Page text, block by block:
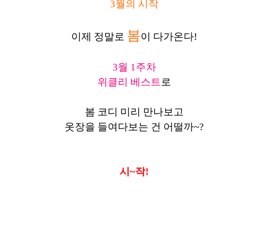
3월의 시작
이제 정말로 봄이 다가온다!
3월 1주차
위클리 베스트로
봄 코디 미리 만나보고
옷장을 들여다보는 건 어떨까~?
시~작!